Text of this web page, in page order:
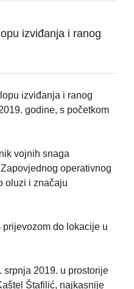
izviđanja i ranog
izviđanja i ranog
godine, s početkom
vojnih snaga
operativnog
oluzi i značaju
do lokacije u
srpnja 2019. u prostorije
Štafilić, najkasnije